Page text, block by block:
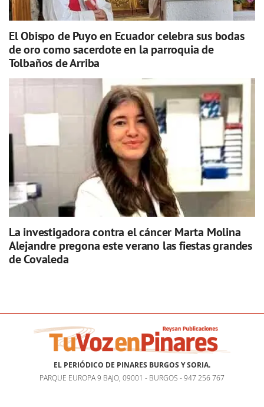
El Obispo de Puyo en Ecuador celebra sus bodas
de oro como sacerdote en la parroquia de
Tolbaños de Arriba
La investigadora contra el cáncer Marta Molina
Alejandre pregona este verano las fiestas grandes
de Covaleda
EL PERIÓDICO DE PINARES BURGOS Y SORIA.
PARQUE EUROPA 9 BAJO, 09001 - BURGOS - 947 256 767